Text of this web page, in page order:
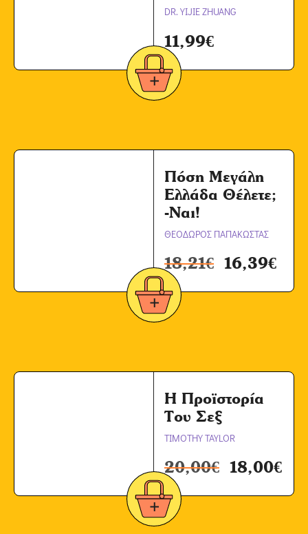
DR. YIJIE ZHUANG
11,99€
Πόση Μεγάλη
Ελλάδα Θέλετε;
-Ναι!
ΘΕΟΔΩΡΟΣ ΠΑΠΑΚΩΣΤΑΣ
18,21€ 16,39€
Η Προϊστορία
Του Σεξ
TIMOTHY TAYLOR
20,00€ 18,00€